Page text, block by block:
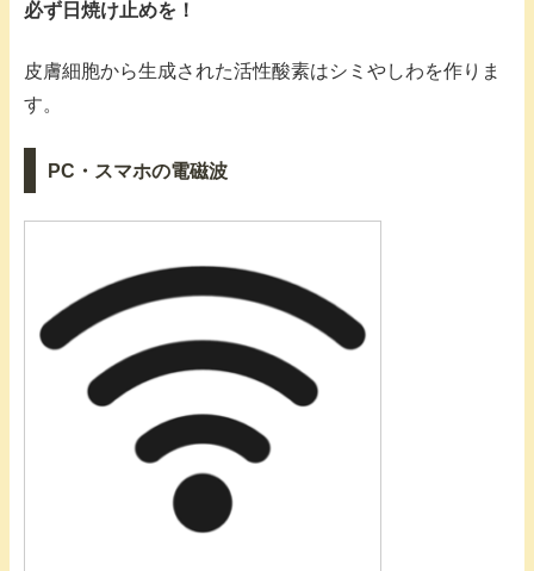
必ず日焼け止めを！
皮膚細胞から生成された活性酸素はシミやしわを作りま
す。
PC・スマホの電磁波